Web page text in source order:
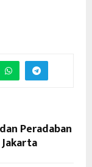
Peradaban